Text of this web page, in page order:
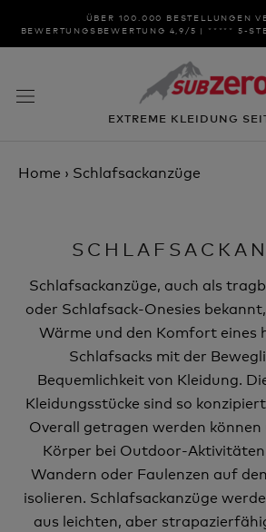
Inhalt
ÜBER 100.000 BESTELLUNGEN
BEWERTUNGSBEWERTUNG 4,9/5 | ***** 5-
EXTREME KLEIDUNG
Home › Schlafsackanzüge
Schlafsackanzüge, auch als
oder Schlafsack-Onesies
Wärme und den Komfort eines
Schlafsacks mit der
Bequemlichkeit von Kleidung.
Kleidungsstücke sind so
Overall getragen werden können
Körper bei Outdoor-
Wandern oder Faulenzen auf
isolieren. Schlafsackanzüge
aus leichten, aber